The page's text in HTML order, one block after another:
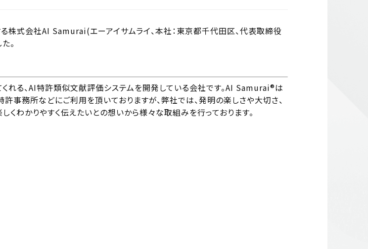
株式会社AI Samurai(エーアイサムライ、本社：東京都千代田区、代表取締役
。
る、AI特許類似文献評価システムを開発している会社です。AI Samurai®は
事務所などにご利用を頂いておりますが、弊社では、発明の楽しさや大切さ、
わかりやすく伝えたいとの想いから様々な取組みを行っております。